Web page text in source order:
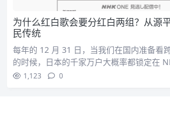
为什么红白歌会要分红白两组？从源
民传统
每年的 12 月 31 日，当我们在国内准备看
的时候，日本的千家万户大概率都锁定在
1,123 0